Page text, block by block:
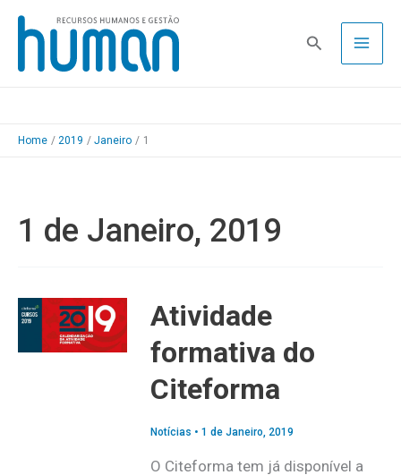
Skip
content
Pesquisa
Home 2019 Janeiro 1
1 de Janeiro, 2019
Atividade
formativa do
Citeforma
Notícias • 1 de Janeiro, 2019
O Citeforma tem já disponível a